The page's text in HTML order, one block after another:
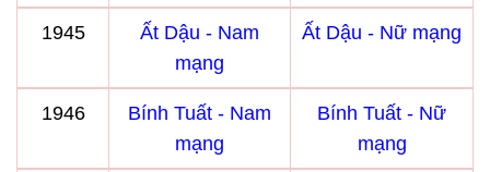
1945
Ất Dậu - Nam
mạng
Ất Dậu - Nữ mạng
1946
Bính Tuất - Nam
mạng
Bính Tuất - Nữ
mạng